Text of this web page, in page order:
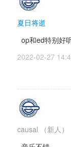
夏日将逝
op和ed特别好
2022-02-27
causal
（新人）